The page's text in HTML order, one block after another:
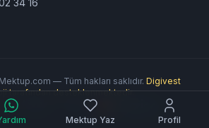
Mektup Yaz Profil
— Tüm hakları saklıdır. Digivest
tarafından desteklenmektedir.